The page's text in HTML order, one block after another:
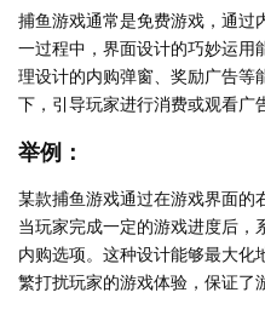
捕鱼游戏通常是免费游戏，通过
一过程中，界面设计的巧妙运用
理设计的内购弹窗、奖励广告等
下，引导玩家进行消费或观看广
举例：
某款捕鱼游戏通过在游戏界面的
当玩家完成一定的游戏进度后，
内购选项。这种设计能够最大
繁打扰玩家的游戏体验，保证了